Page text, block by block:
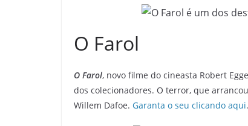
O Farol
O Farol, novo filme do cineasta Robert
dos colecionadores. O terror, que
Willem Dafoe. Garanta o seu clicando aqui.